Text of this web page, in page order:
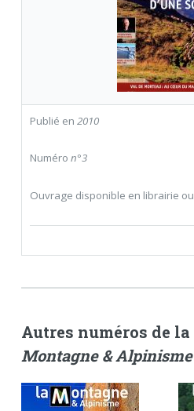
Publié en 2010
Numéro n°3
Ouvrage disponible en librairie
Autres numéros de
Montagne & Alpinisme